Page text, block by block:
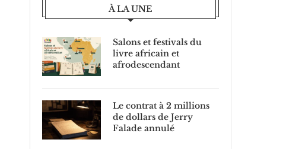
À LA UNE
Salons et festivals du
livre africain et
afrodescendant
Le contrat à 2 millions
de dollars de Jerry
Falade annulé